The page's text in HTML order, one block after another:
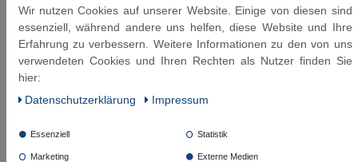
Glykolbeimischung (max. 50%)
Temperaturbereich: einsetzbar bis 90°C (nach
DVGW mit Pflichtangabe nur mit 70°C
anzugeben)
lieferbar auch ohne Bogen
Wir nutzen Cookies auf unserer Website. Einige von diesen sind
essenziell, während andere uns helfen, diese Website und Ihre
Erfahrung zu verbessern. Weitere Informationen zu den von uns
verwendeten Cookies und Ihren Rechten als Nutzer finden Sie
hier:
Daten­schutz­erklärung
Impressum
Essenziell Statistik
Marketing Externe Medien